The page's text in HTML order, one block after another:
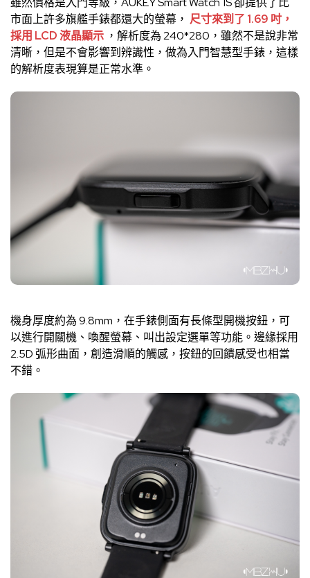
市面上許多旗艦手錶都還大的螢幕， 尺寸來到了 1.69 吋，
採用 LCD 液晶顯示 ，解析度為 240*280，雖然不是說非常
清晰，但是不會影響到辨識性，做為入門智慧型手錶，這樣
的解析度表現算是正常水準。
機身厚度約為 9.8mm，在手錶側面有長條型開機按鈕，可
以進行開關機、喚醒螢幕、叫出設定選單等功能。邊緣採用
2.5D 弧形曲面，創造滑順的觸感，按鈕的回饋感受也相當
不錯。